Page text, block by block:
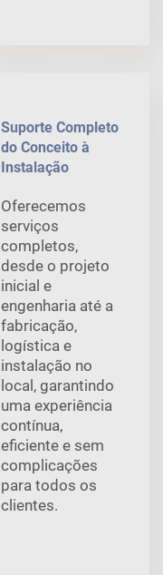
Suporte Completo
do Conceito à
Instalação
Oferecemos
serviços
completos,
desde o projeto
inicial e
engenharia até a
fabricação,
logística e
instalação no
local, garantindo
uma experiência
contínua,
eficiente e sem
complicações
para todos os
clientes.